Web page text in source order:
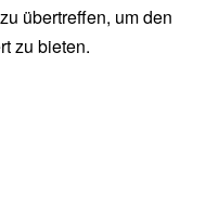
übertreffen, um den
zu bieten.